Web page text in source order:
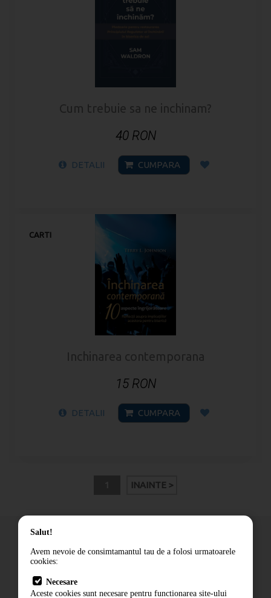
Cum trebuie sa ne inchinam?
40 RON
DETALII CUMPARA
CARTI
Inchinarea contemporana
15 RON
DETALII CUMPARA
INAINTE >
Cum comand
Livrare
Salut!
Avem nevoie de consimtamantul tau de a folosi urmatoarele
cookies:
Necesare
Aceste cookies sunt necesare pentru functionarea site-ului